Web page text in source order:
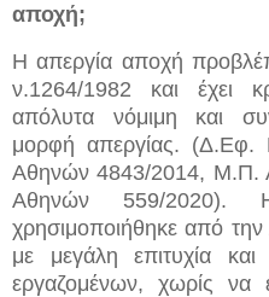
αποχή;
Η απεργία αποχή
ν.1264/1982 και έχει
απόλυτα νόμιμη και
μορφή απεργίας. (Δ.Εφ.
Αθηνών 4843/2014, Μ.Π.
Αθηνών 559/
χρησιμοποιήθηκε από
με μεγάλη επιτυχία
εργαζομένων, χωρίς να